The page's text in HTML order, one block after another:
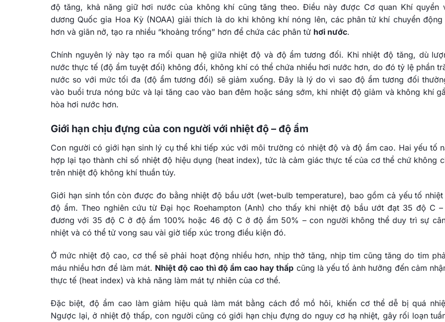
độ tăng, khả năng giữ hơi nước của không khí cũng tăng theo. Điều này được Cơ quan Khí quyển
dương Quốc gia Hoa Kỳ (NOAA) giải thích là do khi không khí nóng lên, các phân tử khí chuyển động
hơn và giãn nở, tạo ra nhiều “khoảng trống” hơn để chứa các phân tử hơi nước.
Chính nguyên lý này tạo ra mối quan hệ giữa nhiệt độ và độ ẩm tương đối. Khi nhiệt độ tăng, dù
nước thực tế (độ ẩm tuyệt đối) không đổi, không khí có thể chứa nhiều hơi nước hơn, do đó tỷ lệ phần
nước so với mức tối đa (độ ẩm tương đối) sẽ giảm xuống. Đây là lý do vì sao độ ẩm tương đối
vào buổi trưa nóng bức và lại tăng cao vào ban đêm hoặc sáng sớm, khi nhiệt độ giảm và không khí
hòa hơi nước hơn.
Giới hạn chịu đựng của con người với nhiệt độ – độ ẩm
Con người có giới hạn sinh lý cụ thể khi tiếp xúc với môi trường có nhiệt độ và độ ẩm cao. Hai yếu tố
hợp lại tạo thành chỉ số nhiệt độ hiệu dụng (heat index), tức là cảm giác thực tế của cơ thể chứ không
trên nhiệt độ không khí thuần túy.
Giới hạn sinh tồn còn được đo bằng nhiệt độ bầu ướt (wet-bulb temperature), bao gồm cả yếu tố
độ ẩm. Theo nghiên cứu từ Đại học Roehampton (Anh) cho thấy khi nhiệt độ bầu ướt đạt 35 độ C –
đương với 35 độ C ở độ ẩm 100% hoặc 46 độ C ở độ ẩm 50% – con người không thể duy trì sự
nhiệt và có thể tử vong sau vài giờ tiếp xúc trong điều kiện đó.
Ở mức nhiệt độ cao, cơ thể sẽ phải hoạt động nhiều hơn, nhịp thở tăng, nhịp tim cũng tăng do tim
máu nhiều hơn để làm mát. Nhiệt độ cao thì độ ẩm cao hay thấp cũng là yếu tố ảnh hưởng đến cảm
thực tế (heat index) và khả năng làm mát tự nhiên của cơ thể.
Đặc biệt, độ ẩm cao làm giảm hiệu quả làm mát bằng cách đổ mồ hôi, khiến cơ thể dễ bị quá
Ngược lại, ở nhiệt độ thấp, con người cũng có giới hạn chịu đựng do nguy cơ hạ nhiệt, gây rối loạn